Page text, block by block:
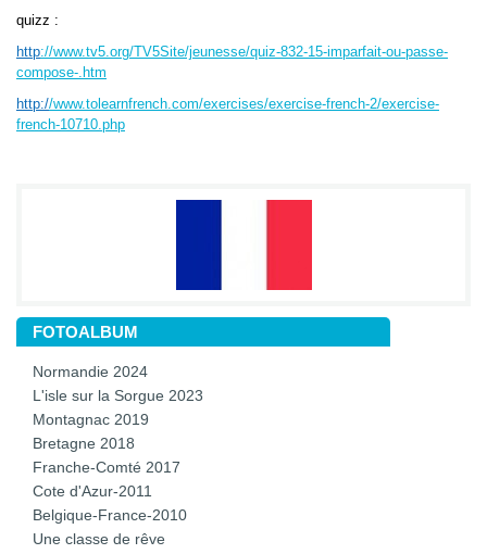
quizz :
http://www.tv5.org/TV5Site/jeunesse/quiz-832-15-imparfait-ou-passe-
compose-.htm
http://www.tolearnfrench.com/exercises/exercise-french-2/exercise-
french-10710.php
FOTOALBUM
Normandie 2024
L'isle sur la Sorgue 2023
Montagnac 2019
Bretagne 2018
Franche-Comté 2017
Cote d'Azur-2011
Belgique-France-2010
Une classe de rêve